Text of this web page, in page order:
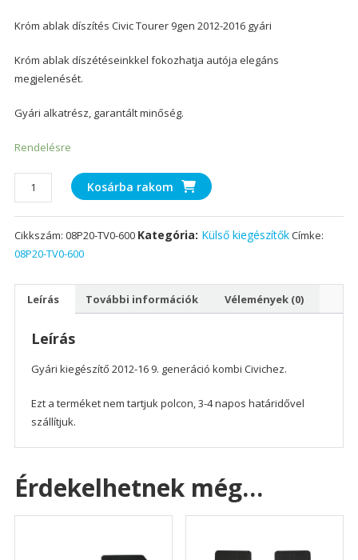
Króm ablak díszítés Civic Tourer 9gen 2012-2016 gyári
Króm ablak díszétéseinkkel fokozhatja autója elegáns
megjelenését.
Gyári alkatrész, garantált minőség.
Rendelésre
Króm
ablak
díszítés
Civic
Tourer
mennyiség
Kosárba rakom
Cikkszám: 08P20-TV0-600 Kategória: Külső kiegészítőkCímke:
08P20-TV0-600
Leírás További információk Vélemények (0)
Leírás
Gyári kiegészítő 2012-16 9. generáció kombi Civichez.
Ezt a terméket nem tartjuk polcon, 3-4 napos határidővel
szállítjuk.
Érdekelhetnek még…